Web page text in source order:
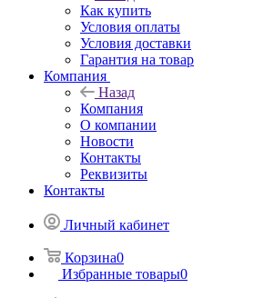
Как купить
Условия оплаты
Условия доставки
Гарантия на товар
Компания
Назад
Компания
О компании
Новости
Контакты
Реквизиты
Контакты
Личный кабинет
Корзина0
Избранные товары0